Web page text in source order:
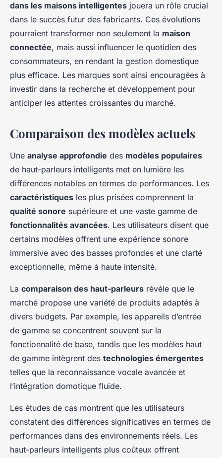
dans les maisons intelligentes jouera un rôle crucial
dans le succès futur des fabricants. Ces évolutions
pourraient transformer non seulement la maison
connectée, mais aussi influencer le quotidien des
consommateurs, en rendant la gestion domestique
plus efficace. Les marques sont ainsi encouragées à
investir dans la recherche et développement pour
anticiper les attentes croissantes du marché.
Comparaison des modèles actuels
Une analyse approfondie des modèles populaires
de haut-parleurs intelligents met en lumière les
différences notables en termes de performances. Les
caractéristiques les plus prisées comprennent la
qualité sonore supérieure et une vaste gamme de
fonctionnalités avancées. Les utilisateurs disent que
certains modèles offrent une expérience sonore
immersive avec des basses profondes et une clarté
exceptionnelle, même à haute intensité.
La comparaison des haut-parleurs révèle que le
marché propose une variété de produits adaptés à
divers budgets. Par exemple, les appareils d’entrée
de gamme se concentrent souvent sur la
fonctionnalité de base, tandis que les modèles haut
de gamme intègrent des technologies émergentes
telles que la reconnaissance vocale avancée et
l’intégration domotique fluide.
Les études de cas montrent que les utilisateurs
constatent des différences significatives en termes de
performances dans des environnements réels. Les
haut-parleurs intelligents plus coûteux offrent